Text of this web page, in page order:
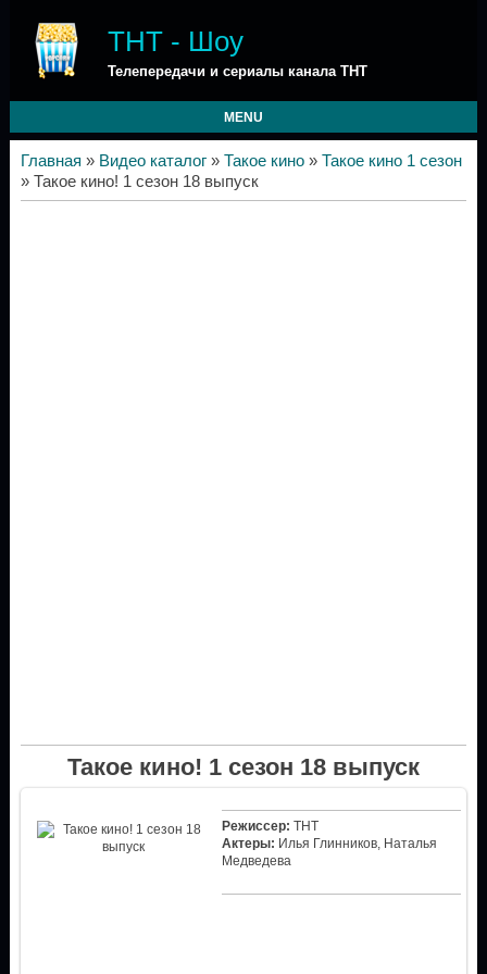
ТНТ - Шоу
Телепередачи и сериалы канала ТНТ
MENU
Главная » Видео каталог» Такое кино» Такое кино 1 сезон
» Такое кино! 1 сезон 18 выпуск
Такое кино! 1 сезон 18 выпуск
Режиссер: ТНТ
Актеры: Илья Глинников, Наталья
Медведева